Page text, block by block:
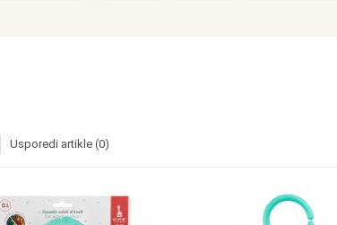
Usporedi artikle (0)